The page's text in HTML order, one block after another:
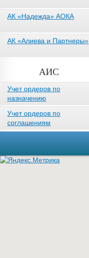
АК «Надежда» АОКА
АК «Алиева и Партнеры»
АИС
Учет ордеров по
назначению
Учет ордеров по
соглашениям